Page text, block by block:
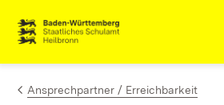
Zum Inhalt springen
Link zur Startseite
Ansprechpartner / Erreichbarkeit